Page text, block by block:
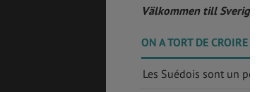
Välkommen till Sverige !
ON A TORT DE CROIRE QUE :
Les Suédois sont un peu